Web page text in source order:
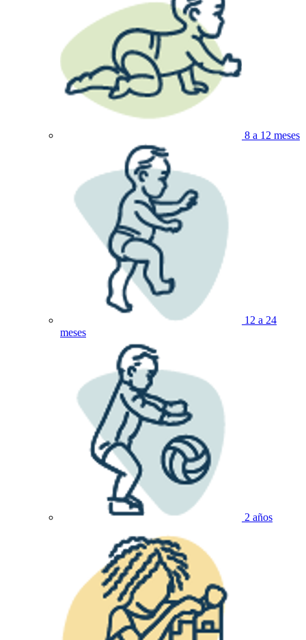
8 a 12 meses
12 a 24
meses
2 años